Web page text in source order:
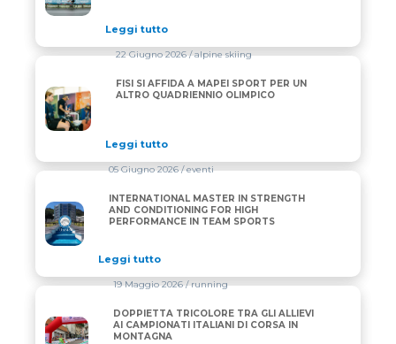
Leggi tutto
FISI SI AFFIDA A MAPEI SPORT PER UN ALTRO
22 Giugno 2026/ alpine skiing
FISI SI AFFIDA A MAPEI SPORT PER UN
ALTRO QUADRIENNIO OLIMPICO
Leggi tutto
INTERNATIONAL MASTER IN STRENGTH AND
05 Giugno 2026/ eventi
INTERNATIONAL MASTER IN STRENGTH
AND CONDITIONING FOR HIGH
PERFORMANCE IN TEAM SPORTS
Leggi tutto
DOPPIETTA TRICOLORE TRA GLI ALLIEVI AI
19 Maggio 2026/ running
DOPPIETTA TRICOLORE TRA GLI ALLIEVI
AI CAMPIONATI ITALIANI DI CORSA IN
MONTAGNA